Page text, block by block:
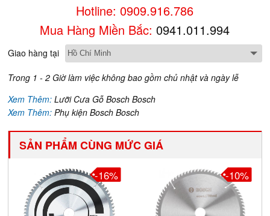
Hotline: 0909.916.786
Mua Hàng Miền Bắc: 0941.011.994
Giao hàng tại
Trong 1 - 2 Giờ làm việc không bao gồm chủ nhật và ngày lễ
Xem Thêm:Lưỡi Cưa Gỗ Bosch Bosch
Xem Thêm:Phụ kiện Bosch Bosch
SẢN PHẨM CÙNG MỨC GIÁ
-10% -11%